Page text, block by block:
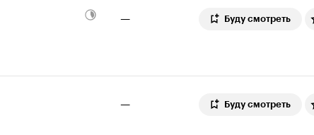
— Буду смотреть
— Буду смотреть